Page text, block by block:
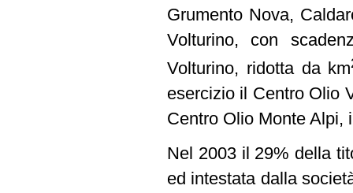
Grumento Nova,
Volturino, con
Volturino, ridotta da km
esercizio il Centro Olio
Centro Olio Monte Alpi,
Nel 2003 il 29% della
ed intestata dalla